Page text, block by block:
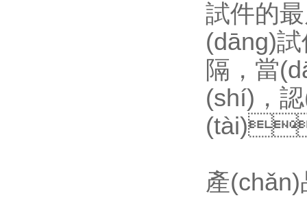
試件的
(dāng)
隔，
(shí)
產(chǎn)